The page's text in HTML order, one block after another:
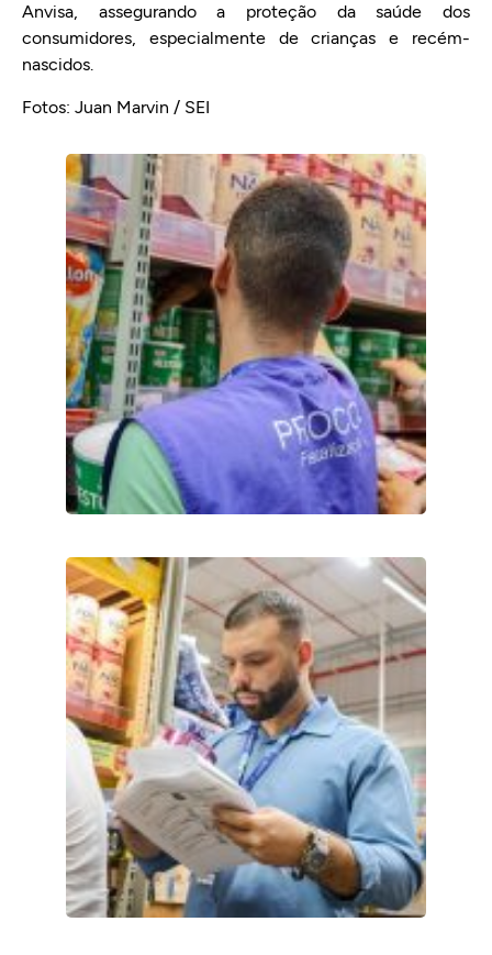
Anvisa, assegurando a proteção da saúde dos
consumidores, especialmente de crianças e recém-
nascidos.
Fotos: Juan Marvin / SEI